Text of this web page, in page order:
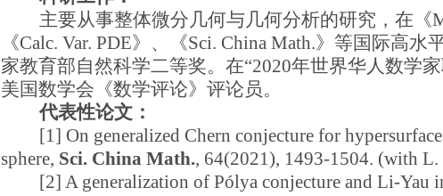
主要从事整体微分几何与几何分析的研究，在《
《Calc. Var. PDE》、《Sci. China Math.》等国际高
家教育部自然科学二等奖。在“2020年世界华人数学
美国数学会《数学评论》评论员。
代表性论文：
[1] On generalized Chern conjecture for
sphere, Sci. China Math., 64(2021), 1493-1504. (with
[2] A generalization of Pólya conjecture and Li-Yau